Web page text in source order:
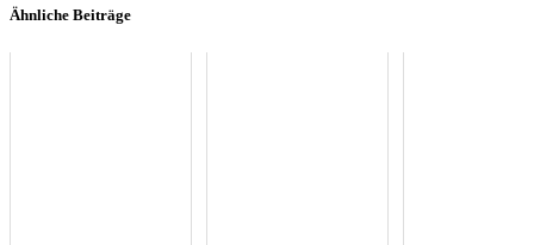
Ähnliche Beiträge